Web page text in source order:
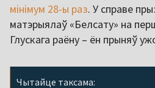
мінімум 28-ы раз. У справе
матэрыялаў «Белсату» на
Глускага раёну – ён прыняў
Чытайце таксама: